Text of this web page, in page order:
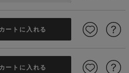
カートに入れる
カートに入れる